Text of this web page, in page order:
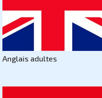
Anglais adultes